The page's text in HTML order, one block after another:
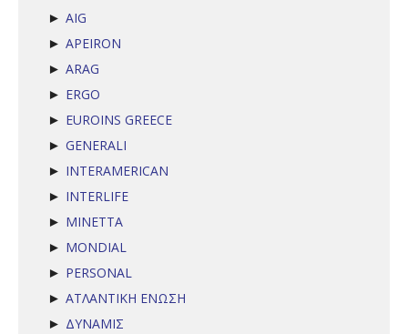
► AIG
► APEIRON
► ARAG
► ERGO
► EUROINS GREECE
► GENERALI
► INTERAMERICAN
► INTERLIFE
► MINETTA
► MONDIAL
► PERSONAL
► ΑΤΛΑΝΤΙΚΗ ΕΝΩΣΗ
► ΔΥΝΑΜΙΣ